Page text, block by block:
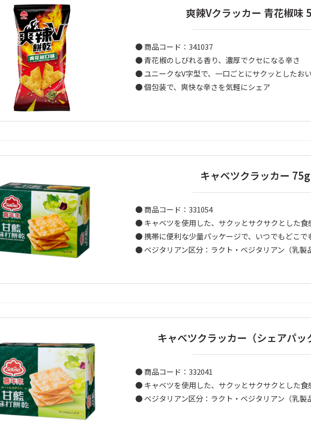
爽辣Vクラッカー 青花椒味
● 商品コード：341037
● 青花椒のしびれる香り、濃厚でクセになる辛さ
● ユニークなV字型で、一口ごとにサクッとしたお
● 個包装で、爽快な辛さを気軽にシェア
キャベツクラッカー 75g
● 商品コード：331054
● キャベツを使用した、サクッとサクサクとした食
● 携帯に便利な少量パッケージで、いつでもどこで
● ベジタリアン区分：ラクト・ベジタリアン（乳製
キャベツクラッカー（シェアパ
● 商品コード：332041
● キャベツを使用した、サクッとサクサクとした食
● ベジタリアン区分：ラクト・ベジタリアン（乳製